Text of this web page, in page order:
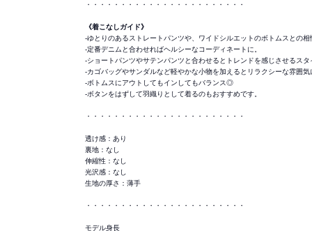
・・・・・・・・・・・・・・・・・・・・・・・
《着こなしガイド》
-ゆとりのあるストレートパンツや、ワイドシルエットのボトムスとの相
-定番デニムと合わせればヘルシーなコーディネートに。
-ショートパンツやサテンパンツと合わせるとトレンドを感じさせるスタ
-カゴバッグやサンダルなど軽やかな小物を加えるとリラクシーな雰囲気
-ボトムスにアウトしてもインしてもバランス◎
-ボタンをはずして羽織りとして着るのもおすすめです。
・・・・・・・・・・・・・・・・・・・・・・・
透け感：あり
裏地：なし
伸縮性：なし
光沢感：なし
生地の厚さ：薄手
・・・・・・・・・・・・・・・・・・・・・・・
モデル身長